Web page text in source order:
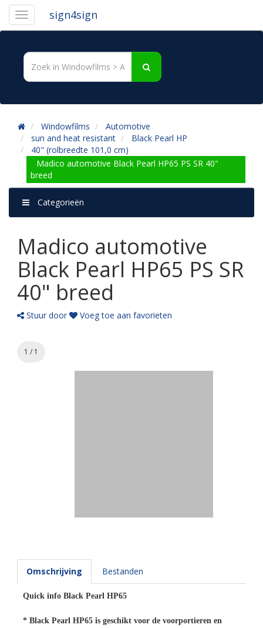
sign4sign
Windowfilms
Automotive
sun and heat resistant
Black Pearl HP
40" (rolbreedte 101,0 cm)
Madico automotive Black Pearl HP65 PS SR 40"
breed
Categorieën
Madico automotive
Black Pearl HP65 PS SR
40" breed
Stuur door Voeg toe aan favorieten
1 / 1
Omschrijving Bestanden
Quick info Black Pearl HP65
* Black Pearl HP65 is geschikt voor de voorportieren en